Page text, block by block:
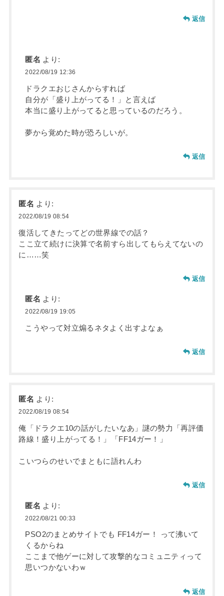
返信
匿名 より:
2022/08/19 12:36
ドラクエおじさんからすれば
自分が「盛り上がってる！」と言えば
本当に盛り上がってると思っているのだろう。
夢から覚めた時が恐ろしいが。
返信
匿名 より:
2022/08/19 08:54
復活してきたってどの世界線での話？
ここ立て続けに決算で名前すら出してもらえてないの
に……笑
返信
匿名 より:
2022/08/19 19:05
こうやって対立煽るネタよく出すよなぁ
返信
匿名 より:
2022/08/19 08:54
俺「ドラクエ10の話がしたいなあ」謎の勢力「再評価
路線！盛り上がってる！」「FF14ガー！」
こいつらのせいでまともに語れんわ
返信
匿名 より:
2022/08/21 00:33
PSO2のまとめサイトでも FF14ガー！ って沸いて
くるからね
ここまで他ゲーに対して攻撃的なコミュニティって
思いつかないわｗ
返信